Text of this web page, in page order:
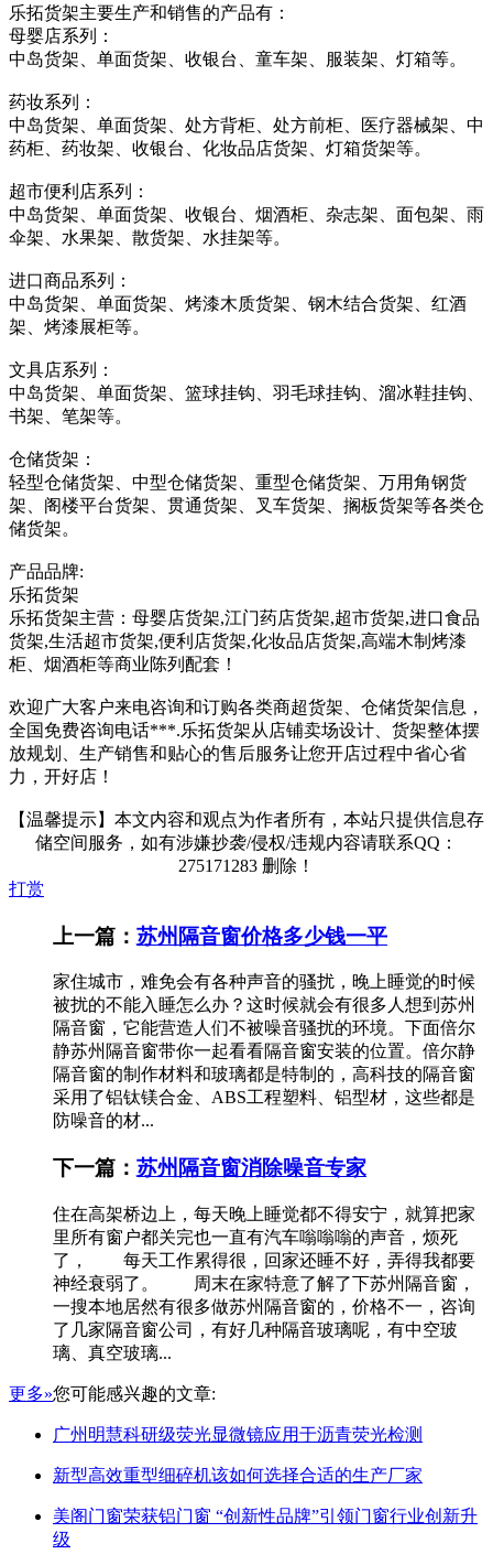
乐拓货架主要生产和销售的产品有：
母婴店系列：
中岛货架、单面货架、收银台、童车架、服装架、灯箱等。
药妆系列：
中岛货架、单面货架、处方背柜、处方前柜、医疗器械架、中
药柜、药妆架、收银台、化妆品店货架、灯箱货架等。
超市便利店系列：
中岛货架、单面货架、收银台、烟酒柜、杂志架、面包架、雨
伞架、水果架、散货架、水挂架等。
进口商品系列：
中岛货架、单面货架、烤漆木质货架、钢木结合货架、红酒
架、烤漆展柜等。
文具店系列：
中岛货架、单面货架、篮球挂钩、羽毛球挂钩、溜冰鞋挂钩、
书架、笔架等。
仓储货架：
轻型仓储货架、中型仓储货架、重型仓储货架、万用角钢货
架、阁楼平台货架、贯通货架、叉车货架、搁板货架等各类仓
储货架。
产品品牌:
乐拓货架
乐拓货架主营：母婴店货架,江门药店货架,超市货架,进口食品
货架,生活超市货架,便利店货架,化妆品店货架,高端木制烤漆
柜、烟酒柜等商业陈列配套！
欢迎广大客户来电咨询和订购各类商超货架、仓储货架信息，
全国免费咨询电话***.乐拓货架从店铺卖场设计、货架整体摆
放规划、生产销售和贴心的售后服务让您开店过程中省心省
力，开好店！
【温馨提示】本文内容和观点为作者所有，本站只提供信息存
储空间服务，如有涉嫌抄袭/侵权/违规内容请联系QQ：
275171283 删除！
打赏
上一篇： 苏州隔音窗价格多少钱一平
家住城市，难免会有各种声音的骚扰，晚上睡觉的时候
被扰的不能入睡怎么办？这时候就会有很多人想到苏州
隔音窗，它能营造人们不被噪音骚扰的环境。下面倍尔
静苏州隔音窗带你一起看看隔音窗安装的位置。倍尔静
隔音窗的制作材料和玻璃都是特制的，高科技的隔音窗
采用了铝钛镁合金、ABS工程塑料、铝型材，这些都是
防噪音的材...
下一篇： 苏州隔音窗消除噪音专家
住在高架桥边上，每天晚上睡觉都不得安宁，就算把家
里所有窗户都关完也一直有汽车嗡嗡嗡的声音，烦死
了， 每天工作累得很，回家还睡不好，弄得我都要
神经衰弱了。 周末在家特意了解了下苏州隔音窗，
一搜本地居然有很多做苏州隔音窗的，价格不一，咨询
了几家隔音窗公司，有好几种隔音玻璃呢，有中空玻
璃、真空玻璃...
更多»您可能感兴趣的文章:
广州明慧科研级荧光显微镜应用于沥青荧光检测
新型高效重型细碎机该如何选择合适的生产厂家
美阁门窗荣获铝门窗 “创新性品牌”引领门窗行业创新升
级